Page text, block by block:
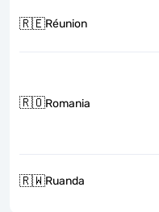
🇷🇪Réunion
🇷🇴Romania
🇷🇼Ruanda